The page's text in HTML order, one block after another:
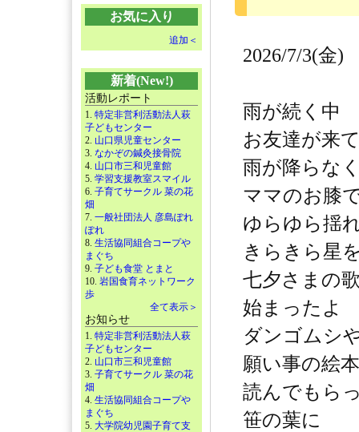
お気に入り
追加＜
新着(New!)
活動レポート
1. 特定非営利活動法人萩
子どもセンター
2. 山口県児童センター
3. なかぞの鍼灸接骨院
4. 山口市三和児童館
5. 学習支援教室スマイル
6. 子育てサークル 菜の花
畑
7. 一般社団法人 彦島ぽれ
ぽれ
8. 生活協同組合コープや
まぐち
9. 子ども食堂 とまと
10. 岩国食育ネットワーク
歩
全て表示＞
お知らせ
1. 特定非営利活動法人萩
子どもセンター
2. 山口市三和児童館
3. 子育てサークル 菜の花
畑
4. 生活協同組合コープや
まぐち
5. 大学院幼児園子育て支
2026/7/3(金)
雨が続く中
お友達が来
雨が降らな
ママのお膝
ゆらゆら揺
きらきら星
七夕さまの
始まったよ
ダンゴムシ
願い事の絵
読んでもら
笹の葉に